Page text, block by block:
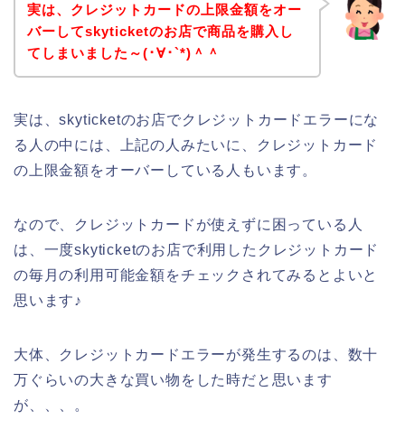
実は、クレジットカードの上限金額をオー
バーしてskyticketのお店で商品を購入し
てしまいました～(･∀･`*)＾＾
実は、skyticketのお店でクレジットカードエラーにな
る人の中には、上記の人みたいに、クレジットカード
の上限金額をオーバーしている人もいます。
なので、クレジットカードが使えずに困っている人
は、一度skyticketのお店で利用したクレジットカード
の毎月の利用可能金額をチェックされてみるとよいと
思います♪
大体、クレジットカードエラーが発生するのは、数十
万ぐらいの大きな買い物をした時だと思います
が、、、。